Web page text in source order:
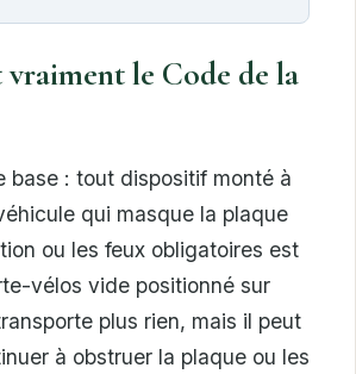
le Code de la
base : tout dispositif monté à
qui masque la plaque
ou les feux obligatoires est
vélos vide positionné sur
plus rien, mais il peut
à obstruer la plaque ou les